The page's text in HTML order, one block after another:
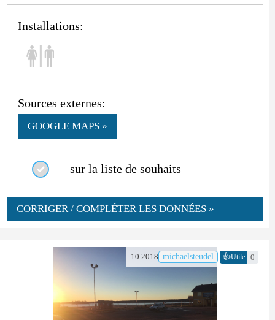
Installations:
Sources externes:
GOOGLE MAPS »
sur la liste de souhaits
CORRIGER / COMPLÉTER LES DONNÉES »
10.2018 michaelsteudel 👍Utile 0